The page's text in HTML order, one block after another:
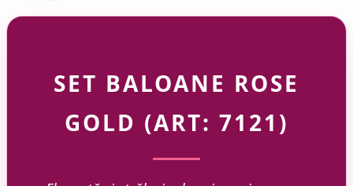
SET BALOANE ROSE
GOLD (ART: 7121)